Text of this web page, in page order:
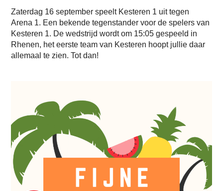
Zaterdag 16 september speelt Kesteren 1 uit tegen
Arena 1. Een bekende tegenstander voor de spelers van
Kesteren 1. De wedstrijd wordt om 15:05 gespeeld in
Rhenen, het eerste team van Kesteren hoopt jullie daar
allemaal te zien. Tot dan!